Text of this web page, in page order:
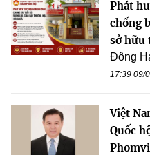
Phát
chống
sở hữu
Đông
17:39 09/
Việt
Quốc